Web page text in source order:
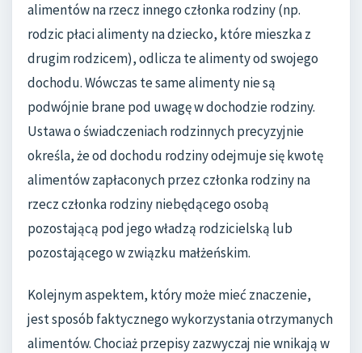
alimentów na rzecz innego członka rodziny (np.
rodzic płaci alimenty na dziecko, które mieszka z
drugim rodzicem), odlicza te alimenty od swojego
dochodu. Wówczas te same alimenty nie są
podwójnie brane pod uwagę w dochodzie rodziny.
Ustawa o świadczeniach rodzinnych precyzyjnie
określa, że od dochodu rodziny odejmuje się kwotę
alimentów zapłaconych przez członka rodziny na
rzecz członka rodziny niebędącego osobą
pozostającą pod jego władzą rodzicielską lub
pozostającego w związku małżeńskim.
Kolejnym aspektem, który może mieć znaczenie,
jest sposób faktycznego wykorzystania otrzymanych
alimentów. Chociaż przepisy zazwyczaj nie wnikają w